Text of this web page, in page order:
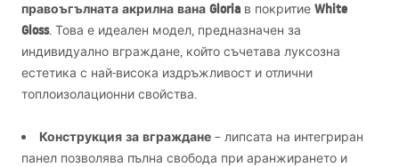
правоъгълната акрилна вана Gloria в покритие White
Gloss. Това е идеален модел, предназначен за
индивидуално вграждане, който съчетава луксозна
естетика с най-висока издръжливост и отлични
топлоизолационни свойства.
Конструкция за вграждане – липсата на интегриран
панел позволява пълна свобода при аранжирането и